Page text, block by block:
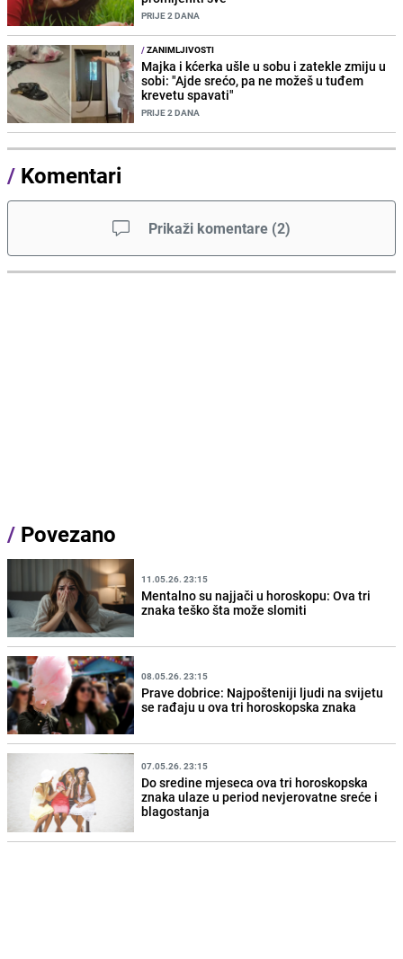
PRIJE 2 DANA
/ZANIMLJIVOSTI
Majka i kćerka ušle u sobu i zatekle zmiju u
sobi: "Ajde srećo, pa ne možeš u tuđem
krevetu spavati"
PRIJE 2 DANA
/ Komentari
Prikaži komentare (2)
/ Povezano
11.05.26. 23:15
Mentalno su najjači u horoskopu: Ova tri
znaka teško šta može slomiti
08.05.26. 23:15
Prave dobrice: Najpošteniji ljudi na svijetu
se rađaju u ova tri horoskopska znaka
07.05.26. 23:15
Do sredine mjeseca ova tri horoskopska
znaka ulaze u period nevjerovatne sreće i
blagostanja